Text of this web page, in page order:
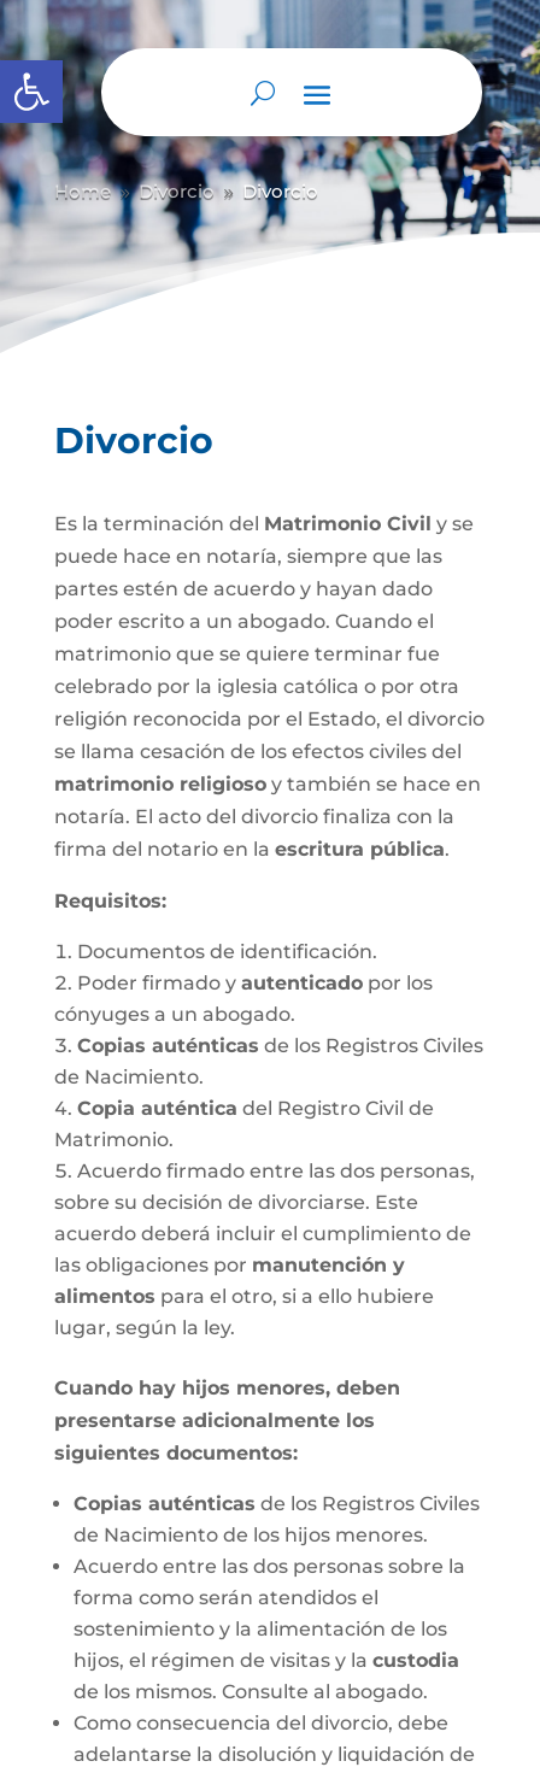
Abrir barra de herramientas
Home 9 Divorcio 9 Divorcio
Divorcio
Es la terminación del Matrimonio Civil y se
puede hace en notaría, siempre que las
partes estén de acuerdo y hayan dado
poder escrito a un abogado. Cuando el
matrimonio que se quiere terminar fue
celebrado por la iglesia católica o por otra
religión reconocida por el Estado, el divorcio
se llama cesación de los efectos civiles del
matrimonio religiosoy también se hace en
notaría. El acto del divorcio finaliza con la
firma del notario en la escritura pública.
Requisitos:
Documentos de identificación.
Poder firmado y autenticadopor los
cónyuges a un abogado.
Copias auténticas de los Registros Civiles
de Nacimiento.
Copia auténtica del Registro Civil de
Matrimonio.
Acuerdo firmado entre las dos personas,
sobre su decisión de divorciarse. Este
acuerdo deberá incluir el cumplimiento de
las obligaciones por manutención y
alimentos para el otro, si a ello hubiere
lugar, según la ley.
Cuando hay hijos menores, deben
presentarse adicionalmente los
siguientes documentos:
Copias auténticas de los Registros Civiles
de Nacimiento de los hijos menores.
Acuerdo entre las dos personas sobre la
forma como serán atendidos el
sostenimiento y la alimentación de los
hijos, el régimen de visitas y la custodia
de los mismos. Consulte al abogado.
Como consecuencia del divorcio, debe
adelantarse la disolución y liquidación de